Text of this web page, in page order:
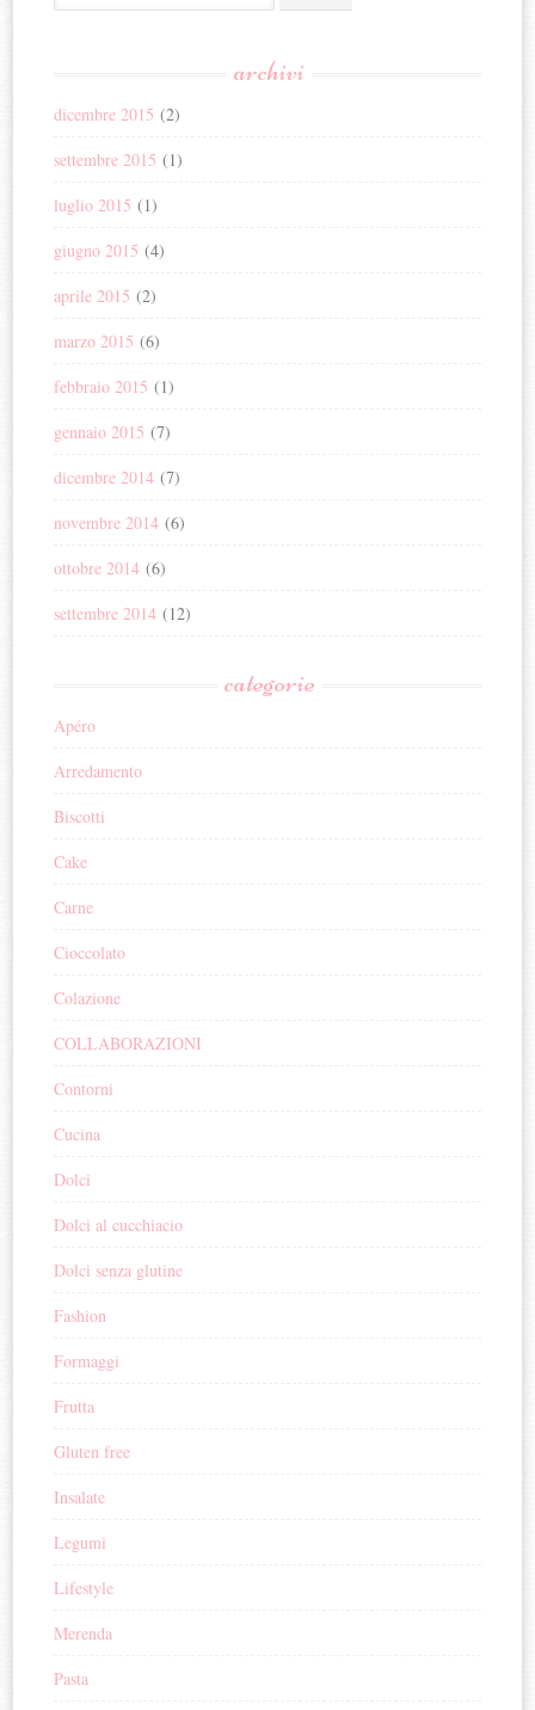
archivi
dicembre 2015 (2)
settembre 2015 (1)
luglio 2015 (1)
giugno 2015 (4)
aprile 2015 (2)
marzo 2015 (6)
febbraio 2015 (1)
gennaio 2015 (7)
dicembre 2014 (7)
novembre 2014 (6)
ottobre 2014 (6)
settembre 2014 (12)
categorie
Apéro
Arredamento
Biscotti
Cake
Carne
Cioccolato
Colazione
COLLABORAZIONI
Contorni
Cucina
Dolci
Dolci al cucchiacio
Dolci senza glutine
Fashion
Formaggi
Frutta
Gluten free
Insalate
Legumi
Lifestyle
Merenda
Pasta